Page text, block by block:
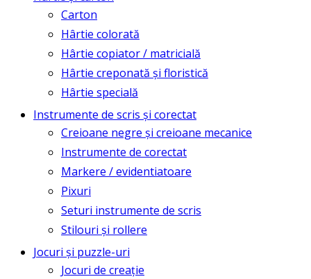
Carton
Hârtie colorată
Hârtie copiator / matricială
Hârtie creponată și floristică
Hârtie specială
Instrumente de scris și corectat
Creioane negre și creioane mecanice
Instrumente de corectat
Markere / evidentiatoare
Pixuri
Seturi instrumente de scris
Stilouri și rollere
Jocuri și puzzle-uri
Jocuri de creație